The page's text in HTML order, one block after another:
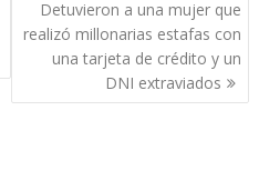
Detuvieron a una mujer que
realizó millonarias estafas con
una tarjeta de crédito y un
DNI extraviados